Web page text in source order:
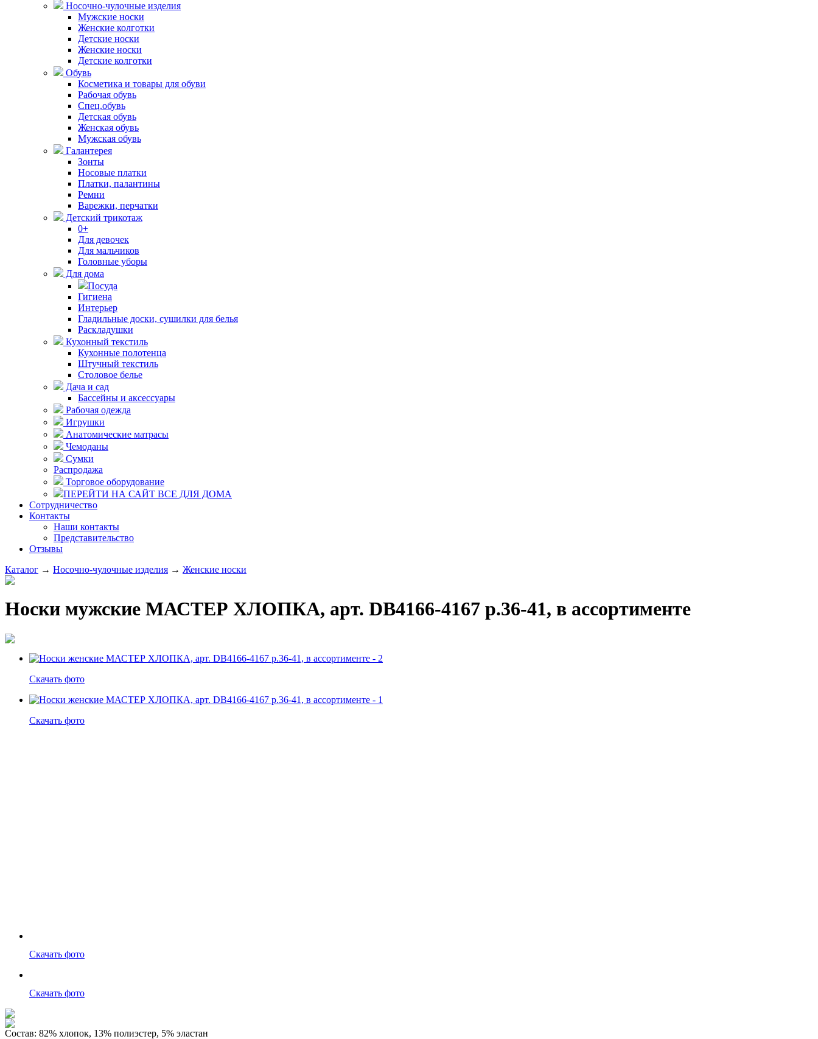
Носочно-чулочные изделия
Мужские носки
Женские колготки
Детские носки
Женские носки
Детские колготки
Обувь
Косметика и товары для обуви
Рабочая обувь
Спец.обувь
Детская обувь
Женская обувь
Мужская обувь
Галантерея
Зонты
Носовые платки
Платки, палантины
Ремни
Варежки, перчатки
Детский трикотаж
0+
Для девочек
Для мальчиков
Головные уборы
Для дома
Посуда
Гигиена
Интерьер
Гладильные доски, сушилки для белья
Раскладушки
Кухонный текстиль
Кухонные полотенца
Штучный текстиль
Столовое белье
Дача и сад
Бассейны и аксессуары
Рабочая одежда
Игрушки
Анатомические матрасы
Чемоданы
Сумки
Распродажа
Торговое оборудование
ПЕРЕЙТИ НА САЙТ ВСЕ ДЛЯ ДОМА
Сотрудничество
Контакты
Наши контакты
Представительство
Отзывы
Каталог → Носочно-чулочные изделия → Женские носки
Носки мужские МАСТЕР ХЛОПКА, арт. DB4166-4167 р.36-41, в ассортименте
Скачать фото
Скачать фото
Скачать фото
Скачать фото
Состав: 82% хлопок, 13% полиэстер, 5% эластан